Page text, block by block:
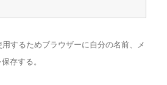
するためブラウザーに自分の名前、メ
存する。